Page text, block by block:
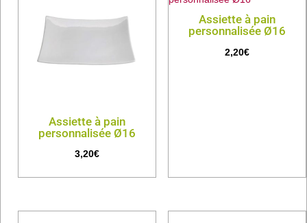
Assiette à pain
personnalisée Ø16
3,20€
Assiette à pain
personnalisée Ø16
2,20€